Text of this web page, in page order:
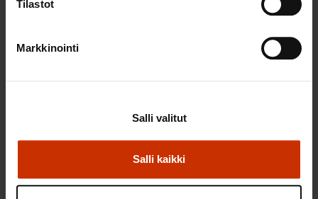
Tilastot
Markkinointi
Salli kaikki
Salli valitut
Vuoden 2025 esimerkilliset työnantajat ovat tässä
TERVE JA HYVÄ TYÖELÄMÄ